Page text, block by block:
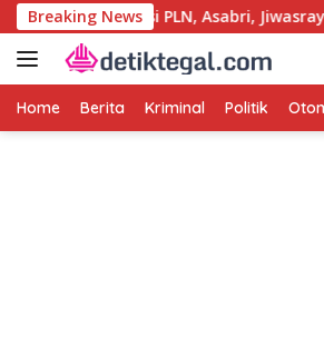
Langsung
ke
konten
Breaking News
Korupsi PLN, Asabri, Jiwasraya,
Home Berita Kriminal Politik